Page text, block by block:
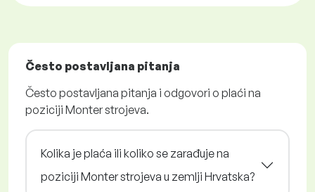
Često postavljana pitanja
Često postavljana pitanja i odgovori o plaći na
poziciji Monter strojeva.
Kolika je plaća ili koliko se zarađuje na
poziciji Monter strojeva u zemlji Hrvatska?